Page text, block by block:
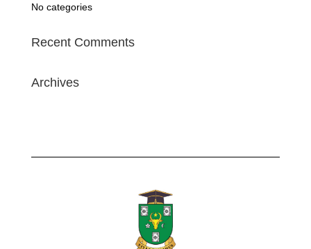
No categories
Recent Comments
Archives